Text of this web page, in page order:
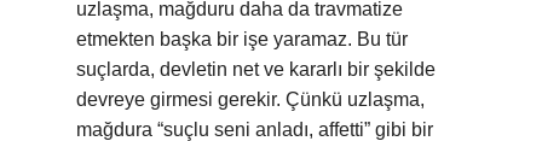
uzlaşma, mağduru daha da travmatize
etmekten başka bir işe yaramaz. Bu tür
suçlarda, devletin net ve kararlı bir şekilde
devreye girmesi gerekir. Çünkü uzlaşma,
mağdura “suçlu seni anladı, affetti” gibi bir